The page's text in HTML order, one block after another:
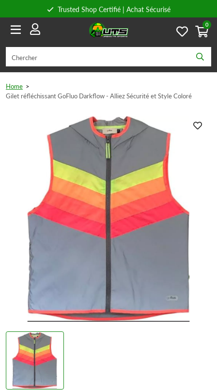
Trusted Shop Certifié | Achat Sécurisé
Conseils personnels
0
Home >
Gilet réfléchissant GoFluo Darkflow - Alliez Sécurité et Style Coloré